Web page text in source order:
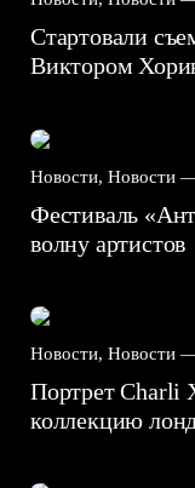
Стартовали
Виктором
Новости, Новости
Фестиваль
волну артистов
Новости, Новости
Портрет Charli
коллекцию